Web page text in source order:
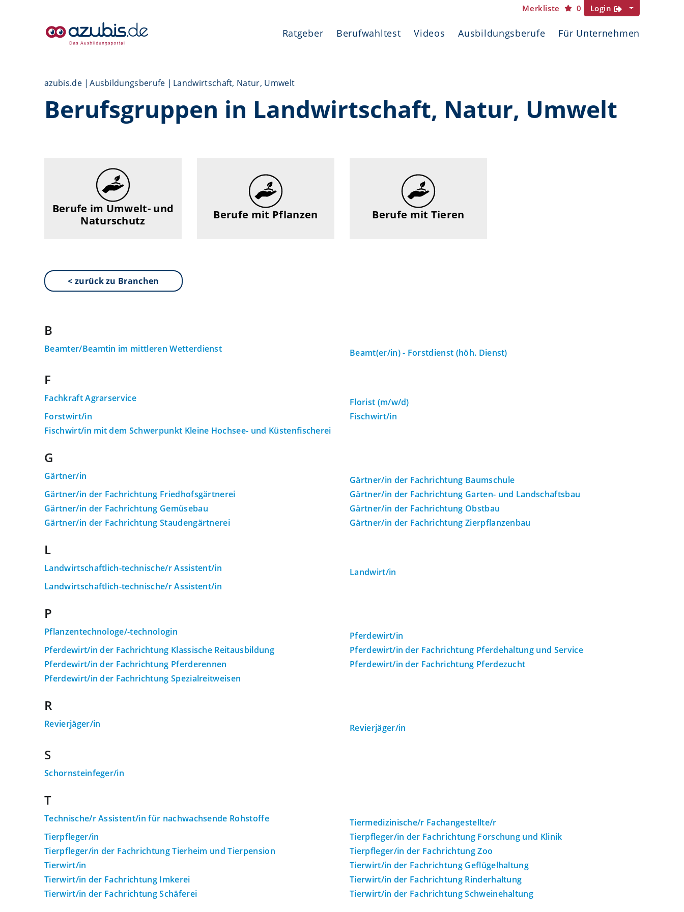
Merkliste 0 Login
Ratgeber Berufwahltest Videos Ausbildungsberufe Für Unternehmen
azubis.de Ausbildungsberufe Landwirtschaft, Natur, Umwelt
Berufsgruppen in Landwirtschaft, Natur, Umwelt
Berufe im Umwelt- und
Naturschutz
Berufe mit Pflanzen Berufe mit Tieren
< zurück zu Branchen
B
Beamter/Beamtin im mittleren Wetterdienst Beamt(er/in) - Forstdienst (höh. Dienst)
F
Fachkraft Agrarservice
Florist (m/w/d)
Forstwirt/in
Fischwirt/in
Fischwirt/in mit dem Schwerpunkt Kleine Hochsee- und Küstenfischerei
G
Gärtner/in
Gärtner/in der Fachrichtung Baumschule
Gärtner/in der Fachrichtung Friedhofsgärtnerei
Gärtner/in der Fachrichtung Garten- und Landschaftsbau
Gärtner/in der Fachrichtung Gemüsebau
Gärtner/in der Fachrichtung Obstbau
Gärtner/in der Fachrichtung Staudengärtnerei
Gärtner/in der Fachrichtung Zierpflanzenbau
L
Landwirtschaftlich-technische/r Assistent/in
Landwirt/in
Landwirtschaftlich-technische/r Assistent/in
P
Pflanzentechnologe/-technologin
Pferdewirt/in
Pferdewirt/in der Fachrichtung Klassische Reitausbildung
Pferdewirt/in der Fachrichtung Pferdehaltung und Service
Pferdewirt/in der Fachrichtung Pferderennen
Pferdewirt/in der Fachrichtung Pferdezucht
Pferdewirt/in der Fachrichtung Spezialreitweisen
R
Revierjäger/in Revierjäger/in
S
Schornsteinfeger/in
T
Technische/r Assistent/in für nachwachsende Rohstoffe
Tiermedizinische/r Fachangestellte/r
Tierpfleger/in
Tierpfleger/in der Fachrichtung Forschung und Klinik
Tierpfleger/in der Fachrichtung Tierheim und Tierpension
Tierpfleger/in der Fachrichtung Zoo
Tierwirt/in
Tierwirt/in der Fachrichtung Geflügelhaltung
Tierwirt/in der Fachrichtung Imkerei
Tierwirt/in der Fachrichtung Rinderhaltung
Tierwirt/in der Fachrichtung Schäferei
Tierwirt/in der Fachrichtung Schweinehaltung